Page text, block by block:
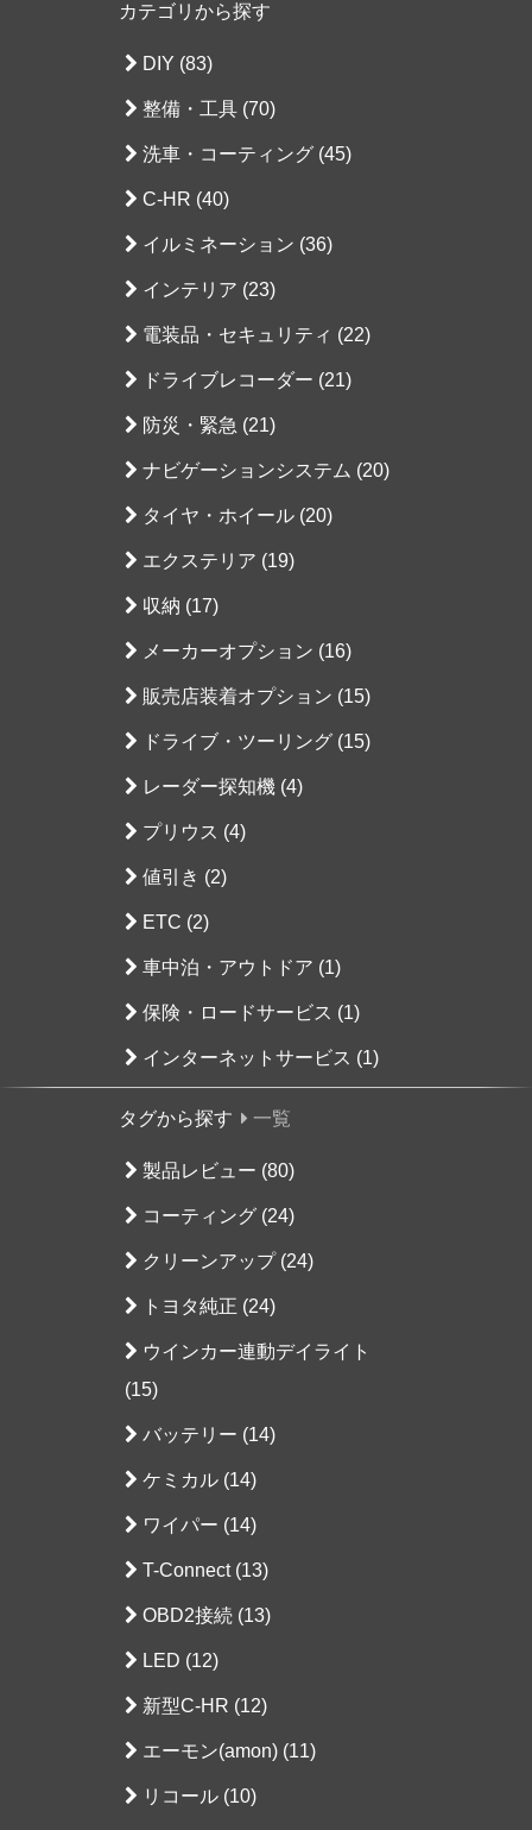
カテゴリから探す
DIY (83)
整備・工具 (70)
洗車・コーティング (45)
C-HR (40)
イルミネーション (36)
インテリア (23)
電装品・セキュリティ (22)
ドライブレコーダー (21)
防災・緊急 (21)
ナビゲーションシステム (20)
タイヤ・ホイール (20)
エクステリア (19)
収納 (17)
メーカーオプション (16)
販売店装着オプション (15)
ドライブ・ツーリング (15)
レーダー探知機 (4)
プリウス (4)
値引き (2)
ETC (2)
車中泊・アウトドア (1)
保険・ロードサービス (1)
インターネットサービス (1)
タグから探す 一覧
製品レビュー (80)
コーティング (24)
クリーンアップ (24)
トヨタ純正 (24)
ウインカー連動デイライト
(15)
バッテリー (14)
ケミカル (14)
ワイパー (14)
T-Connect (13)
OBD2接続 (13)
LED (12)
新型C-HR (12)
エーモン(amon) (11)
リコール (10)